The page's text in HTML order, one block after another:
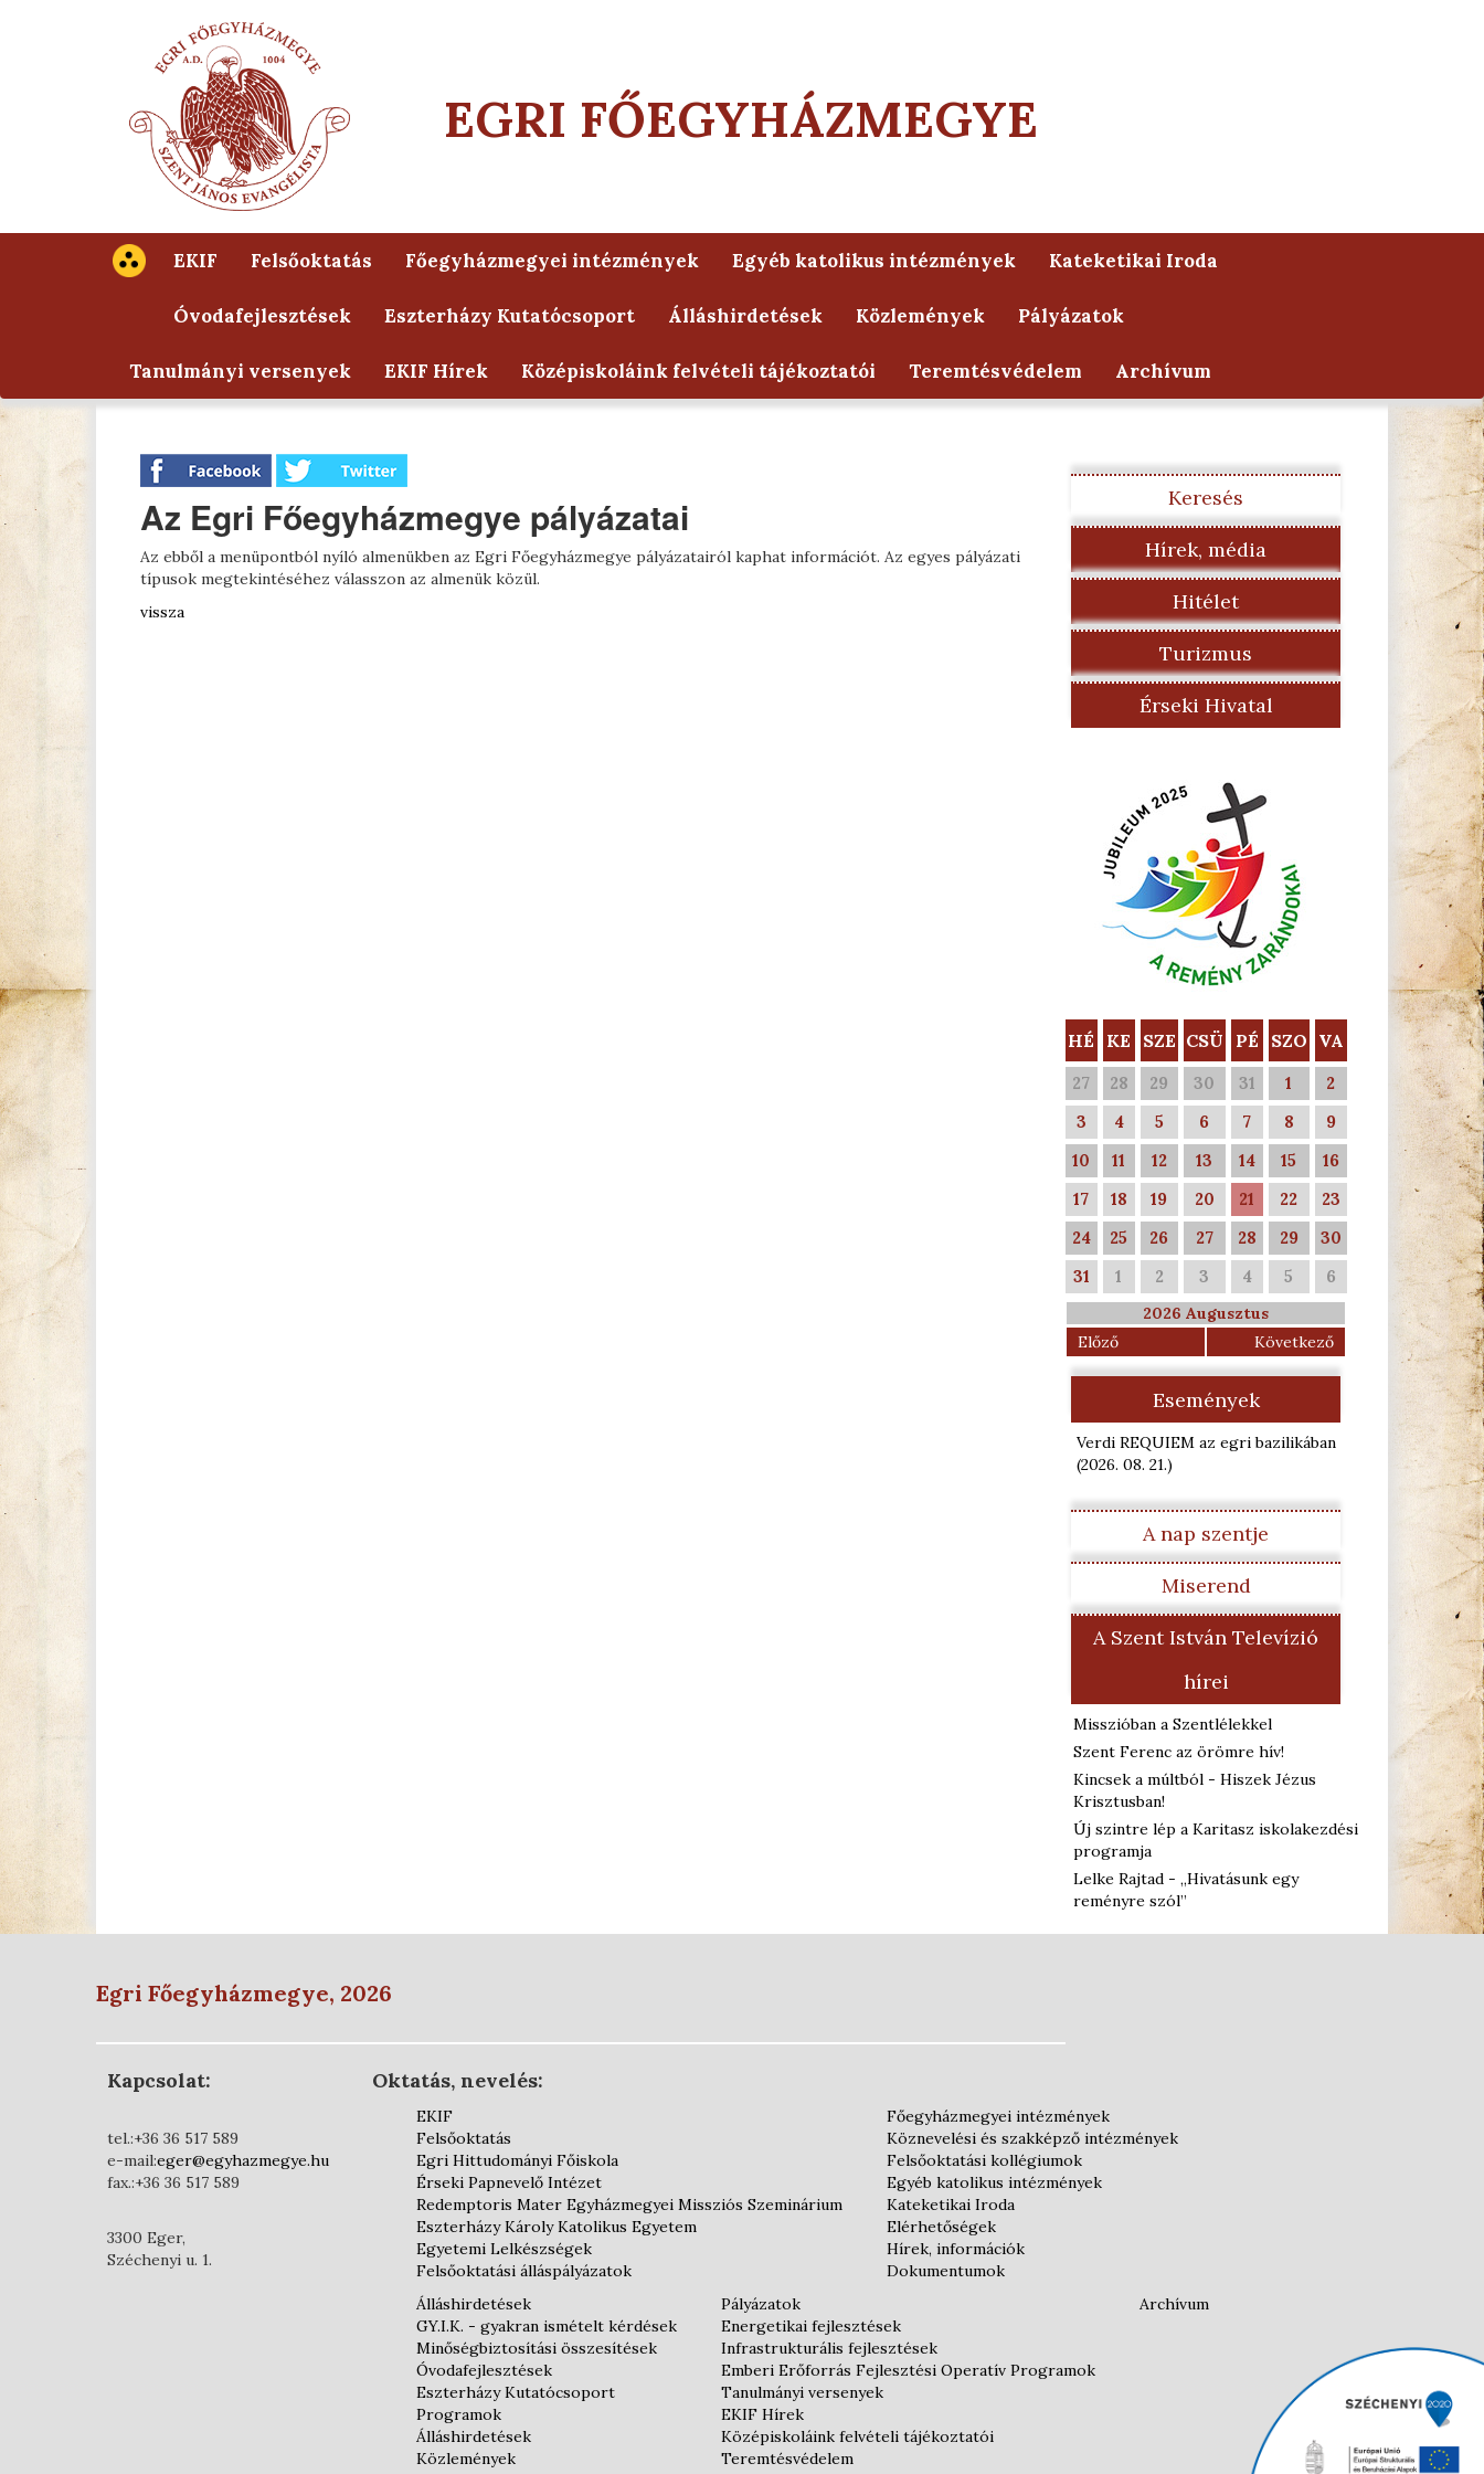
EGRI FŐEGYHÁZMEGYE
EKIF Felsőoktatás Főegyházmegyei intézmények Egyéb katolikus intézmények Kateketikai Iroda
Óvodafejlesztések Eszterházy Kutatócsoport Álláshirdetések Közlemények Pályázatok
Tanulmányi versenyek EKIF Hírek Középiskoláink felvételi tájékoztatói Teremtésvédelem Archívum
Az Egri Főegyházmegye pályázatai
Az ebből a menüpontból nyíló almenükben az Egri Főegyházmegye pályázatairól kaphat információt. Az egyes pályázati
típusok megtekintéséhez válasszon az almenük közül.
vissza
Keresés
Hírek, média
Hitélet
Turizmus
Érseki Hivatal
HÉ KE SZE CSÜ PÉ SZO VA
27 28 29 30 31 1
2
3
4 5 6 7 8
9
10
11 12 13 14 15
16
17
18 19 20 21 22
23
24
25 26 27 28 29
30
31
1 2 3 4 5 6
2026 Augusztus
Előző
Következő
Események
Verdi REQUIEM az egri bazilikában
(2026. 08. 21.)
A nap szentje
Miserend
A Szent István Televízió
hírei
Misszióban a Szentlélekkel
Szent Ferenc az örömre hív!
Kincsek a múltból - Hiszek Jézus
Krisztusban!
Új szintre lép a Karitasz iskolakezdési
programja
Lelke Rajtad - „Hivatásunk egy
reményre szól”
Egri Főegyházmegye, 2026
Kapcsolat:
tel.:+36 36 517 589
e-mail:eger@egyhazmegye.hu
fax.:+36 36 517 589
3300 Eger,
Széchenyi u. 1.
Oktatás, nevelés:
EKIF
Felsőoktatás
Egri Hittudományi Főiskola
Érseki Papnevelő Intézet
Redemptoris Mater Egyházmegyei Missziós Szeminárium
Eszterházy Károly Katolikus Egyetem
Egyetemi Lelkészségek
Felsőoktatási álláspályázatok
Főegyházmegyei intézmények
Köznevelési és szakképző intézmények
Felsőoktatási kollégiumok
Egyéb katolikus intézmények
Kateketikai Iroda
Elérhetőségek
Hírek, információk
Dokumentumok
Álláshirdetések
GY.I.K. - gyakran ismételt kérdések
Minőségbiztosítási összesítések
Óvodafejlesztések
Eszterházy Kutatócsoport
Programok
Álláshirdetések
Közlemények
Pályázatok
Energetikai fejlesztések
Infrastrukturális fejlesztések
Emberi Erőforrás Fejlesztési Operatív Programok
Tanulmányi versenyek
EKIF Hírek
Középiskoláink felvételi tájékoztatói
Teremtésvédelem
Archívum